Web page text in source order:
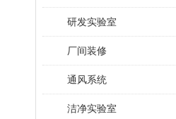
研发实验室
厂间装修
通风系统
洁净实验室